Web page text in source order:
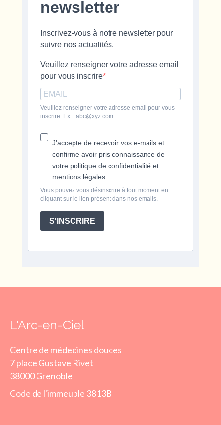
newsletter
Inscrivez-vous à notre newsletter pour
suivre nos actualités.
Veuillez renseigner votre adresse email
pour vous inscrire
Veuillez renseigner votre adresse email pour vous
inscrire. Ex. : abc@xyz.com
J'accepte de recevoir vos e-mails et
confirme avoir pris connaissance de
votre politique de confidentialité et
mentions légales.
Vous pouvez vous désinscrire à tout moment en
cliquant sur le lien présent dans nos emails.
S'INSCRIRE
L'Arc-en-Ciel
Centre de médecines douces
7 place Gustave Rivet
38000 Grenoble
Code de l'immeuble 3813B